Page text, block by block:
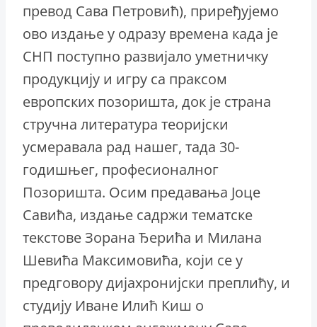
превод Сава Петровић), приређујемо
ово издање у одразу времена када је
СНП поступно развијало уметничку
продукцију и игру са праксом
европских позоришта, док је страна
стручна литература теоријски
усмеравала рад нашег, тада 30-
годишњег, професионалног
Позоришта. Осим предавања Јоце
Савића, издање садржи тематске
текстове Зорана Ђерића и Милана
Шевића Максимовића, који се у
предговору дијахронијски преплићу, и
студију Иване Илић Киш о